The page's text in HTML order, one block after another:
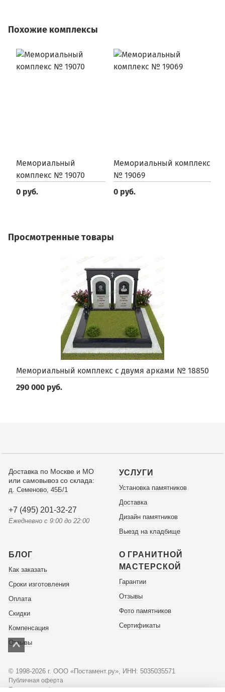
Похожие комплексы
Мемориальный
комплекс № 19070
0 руб.
Мемориальный комплекс
№ 19069
0 руб.
Просмотренные товары
Мемориальный комплекс с двумя арками № 18850
290 000 руб.
Доставка по Москве и МО
или самовывоз со склада:
д. Семеново, 45Б/1
+7 (495) 201-32-27
Ежедневно с 9:00 до 22:00
УСЛУГИ
Установка памятников
Доставка
Дизайн памятников
Выезд на кладбище
БЛОГ
Как заказать
Сроки изготовления
Оплата
Скидки
Компенсация
Отзывы
О ГРАНИТНОЙ
МАСТЕРСКОЙ
Гарантии
Отзывы
Фото памятников
Сертификаты
© 1998-2026 г. ООО «Постамент.ру», ИНН: 5035035571
Публичная оферта
Политика конфиденциальности